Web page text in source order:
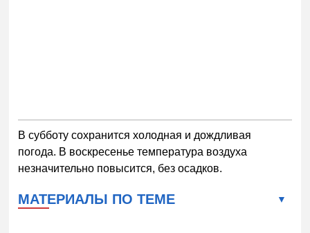
В субботу сохранится холодная и дождливая
погода. В воскресенье температура воздуха
незначительно повысится, без осадков.
МАТЕРИАЛЫ ПО ТЕМЕ